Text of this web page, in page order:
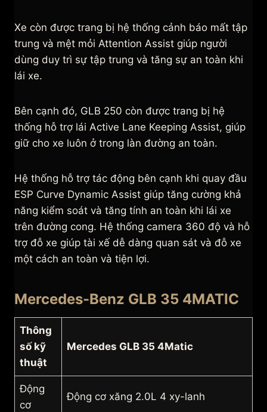
Xe còn được trang bị hệ thống cảnh báo mất tập
trung và mệt mỏi Attention Assist giúp người
dùng duy trì sự tập trung và tăng sự an toàn khi
lái xe.
Bên cạnh đó, GLB 250 còn được trang bị hệ
thống hỗ trợ lái Active Lane Keeping Assist, giúp
giữ cho xe luôn ở trong làn đường an toàn.
Hệ thống hỗ trợ tác động bên cạnh khi quay đầu
ESP Curve Dynamic Assist giúp tăng cường khả
năng kiểm soát và tăng tính an toàn khi lái xe
trên đường cong. Hệ thống camera 360 độ và hỗ
trợ đỗ xe giúp tài xế dễ dàng quan sát và đỗ xe
một cách an toàn và tiện lợi.
Mercedes-Benz GLB 35 4MATIC
Thông
số kỹ
thuật
Mercedes GLB 35 4Matic
Động
cơ
Động cơ xăng 2.0L 4 xy-lanh